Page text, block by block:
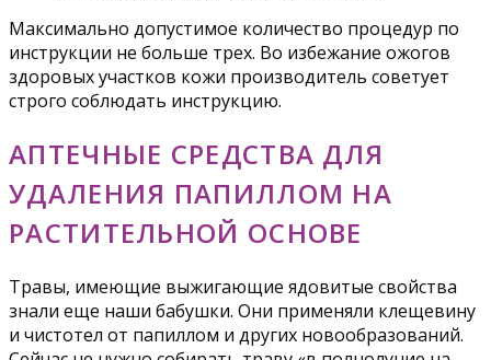
Максимально допустимое количество процедур по
инструкции не больше трех. Во избежание ожогов
здоровых участков кожи производитель советует
строго соблюдать инструкцию.
АПТЕЧНЫЕ СРЕДСТВА ДЛЯ
УДАЛЕНИЯ ПАПИЛЛОМ НА
РАСТИТЕЛЬНОЙ ОСНОВЕ
Травы, имеющие выжигающие ядовитые свойства
знали еще наши бабушки. Они применяли клещевину
и чистотел от папиллом и других новообразований.